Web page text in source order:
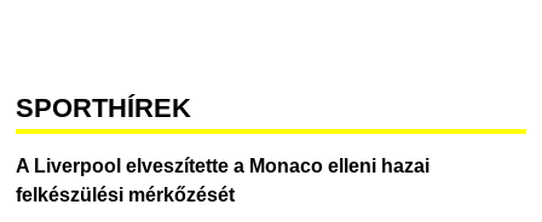
SPORTHÍREK
A Liverpool elveszítette a Monaco elleni hazai
felkészülési mérkőzését